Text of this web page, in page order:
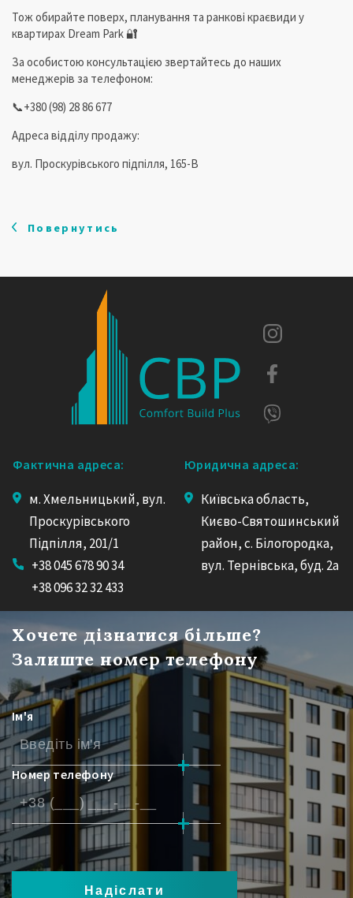
Тож обирайте поверх, планування та ранкові краєвиди у
квартирах Dream Park 🔐
За особистою консультацією звертайтесь до наших
менеджерів за телефоном:
📞+380 (98) 28 86 677
Адреса відділу продажу:
вул. Проскурівського підпілля, 165-В
Повернутись
Фактична адреса:
м. Хмельницький, вул.
Проскурівського
Підпілля, 201/1
+38 045 678 90 34
+38 096 32 32 433
Юридична адреса:
Київська область,
Києво-Святошинський
район, с. Білогородка,
вул. Тернівська, буд. 2а
Хочете дізнатися більше?
Залиште номер телефону
Ім'я
Номер телефону